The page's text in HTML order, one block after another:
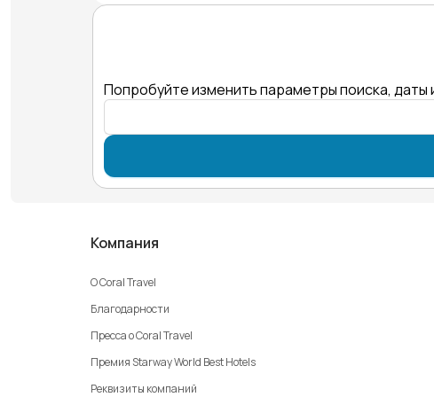
Попробуйте изменить параметры поиска,
Компания
О Coral Travel
Благодарности
Пресса о Coral Travel
Премия Starway World Best Hotels
Реквизиты компаний